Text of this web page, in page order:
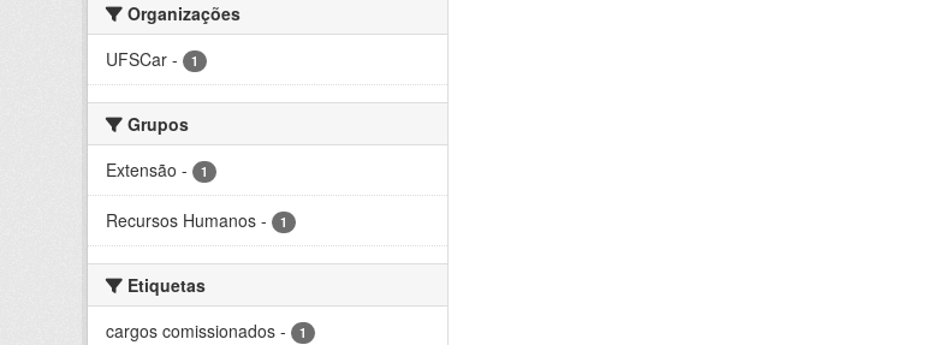
Organizações
UFSCar - 1
Grupos
Extensão - 1
Recursos Humanos - 1
Etiquetas
cargos comissionados - 1